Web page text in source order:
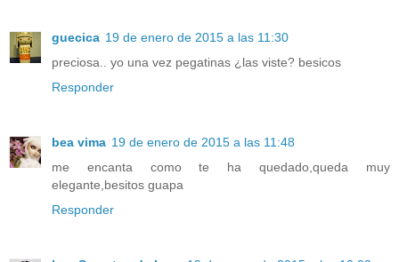
guecica 19 de enero de 2015 a las 11:30
preciosa.. yo una vez pegatinas ¿las viste? besicos
Responder
bea vima 19 de enero de 2015 a las 11:48
me encanta como te ha quedado,queda muy
elegante,besitos guapa
Responder